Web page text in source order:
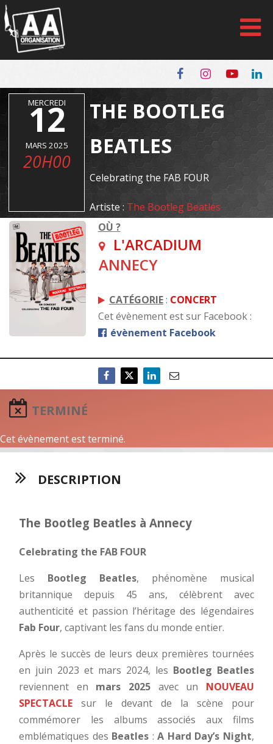
Panneau de gestion des cookies
MERCREDI
12
MARS 2025
20H00
THE BOOTLEG
BEATLES
Celebrating the FAB FOUR
Artiste : The Bootleg Beatles
OÙ ?
L'ARCADIUM
ANNECY
CATÉGORIE: CONCERT
Cet évènement est sur Facebook :
évènement Facebook
TERMINÉ
Cet évènement est terminé.
DESCRIPTION
The Bootleg Beatles à Annecy
Celebrating the FAB FOUR
Les Bootleg Beatles, phénomène musical
britannique depuis 45 ans, célèbrent avec
authenticité et passion l’héritage des légendaires
Fab Four, captivant les fans du monde entier.
Après le succès de leurs deux premières tournées
en juin 2023 et mars 2024, les Bootleg Beatles
reviennent en mars 2025 avec un NOUVEAU
SPECTACLE sur le devant de la scène pour
commémorer les albums associés aux films
emblématiques des Beatles :A Hard Day’s Night,